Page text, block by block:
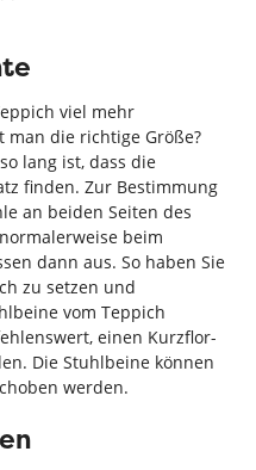
viel mehr
man die richtige Größe?
lang ist, dass die
finden. Zur Bestimmung
an beiden Seiten des
beim
dann aus. So haben Sie
zu setzen und
vom Teppich
einen Kurzflor-
Die Stuhlbeine können
werden.